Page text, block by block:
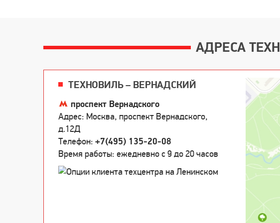
АДРЕСА
ТЕХНОВИЛЬ – ВЕРНАДСКИЙ
проспект Вернадского
Адрес: Москва, проспект Вернадского,
д.12Д
Телефон: +7(495) 135-20-08
Время работы: ежедневно c 9 до 20 часов